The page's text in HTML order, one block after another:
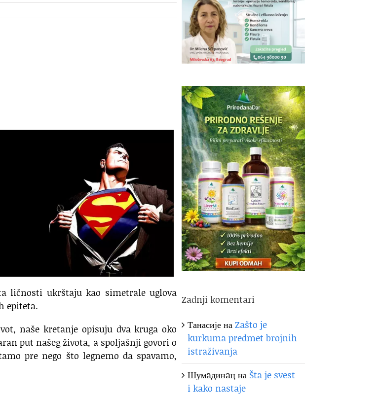
ličnosti ukrštaju kao simetrale uglova
epiteta.
naše kretanje opisuju dva kruga oko
put našeg života, a spoljašnji govori o
pre nego što legnemo da spavamo,
Zadnji komentari
ТанасијенаZašto je
kurkuma predmet brojnih
istraživanja
Шумaдинaцна Šta je svest
i kako nastaje